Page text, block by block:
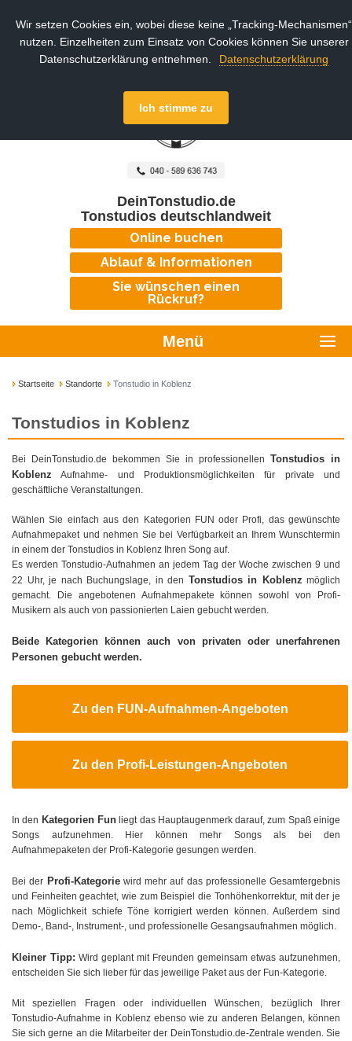
Wir setzen Cookies ein, wobei diese keine „Tracking-Mechanismen“
nutzen. Einzelheiten zum Einsatz von Cookies können Sie unserer
Datenschutzerklärung entnehmen.
Datenschutzerklärung
Ich stimme zu
DeinTonstudio.de
Tonstudios deutschlandweit
Online buchen
Ablauf & Informationen
Sie wünschen einen
Rückruf?
Menü
Startseite Standorte Tonstudio in Koblenz
Tonstudios in Koblenz
Bei DeinTonstudio.de bekommen Sie in professionellen Tonstudios in
Koblenz Aufnahme- und Produktionsmöglichkeiten für private und
geschäftliche Veranstaltungen.
Wählen Sie einfach aus den Kategorien FUN oder Profi, das gewünschte
Aufnahmepaket und nehmen Sie bei Verfügbarkeit an Ihrem Wunschtermin
in einem der Tonstudios in Koblenz Ihren Song auf.
Es werden Tonstudio-Aufnahmen an jedem Tag der Woche zwischen 9 und
22 Uhr, je nach Buchungslage, in den Tonstudios in Koblenz möglich
gemacht. Die angebotenen Aufnahmepakete können sowohl von Profi-
Musikern als auch von passionierten Laien gebucht werden.
Beide Kategorien können auch von privaten oder unerfahrenen
Personen gebucht werden.
Zu den FUN-Aufnahmen-Angeboten
Zu den Profi-Leistungen-Angeboten
In den Kategorien Funliegt das Hauptaugenmerk darauf, zum Spaß einige
Songs aufzunehmen. Hier können mehr Songs als bei den
Aufnahmepaketen der Profi-Kategorie gesungen werden.
Bei der Profi-Kategoriewird mehr auf das professionelle Gesamtergebnis
und Feinheiten geachtet, wie zum Beispiel die Tonhöhenkorrektur, mit der je
nach Möglichkeit schiefe Töne korrigiert werden können. Außerdem sind
Demo-, Band-, Instrument-, und professionelle Gesangsaufnahmen möglich.
Kleiner Tipp: Wird geplant mit Freunden gemeinsam etwas aufzunehmen,
entscheiden Sie sich lieber für das jeweilige Paket aus der Fun-Kategorie.
Mit speziellen Fragen oder individuellen Wünschen, bezüglich Ihrer
Tonstudio-Aufnahme in Koblenz ebenso wie zu anderen Belangen, können
Sie sich gerne an die Mitarbeiter der DeinTonstudio.de-Zentrale wenden. Sie